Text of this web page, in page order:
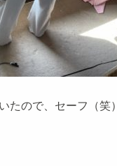
たので、セーフ（笑）